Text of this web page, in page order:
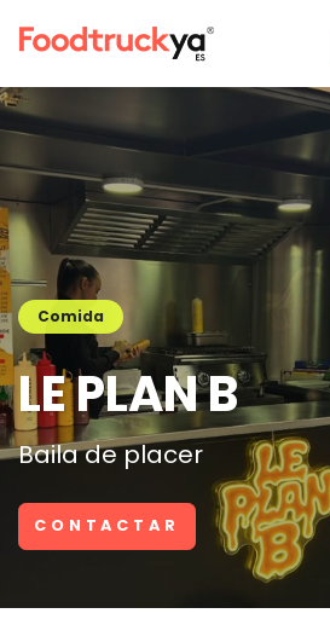
Comida
LE PLAN B
Baila de placer
CONTACTAR